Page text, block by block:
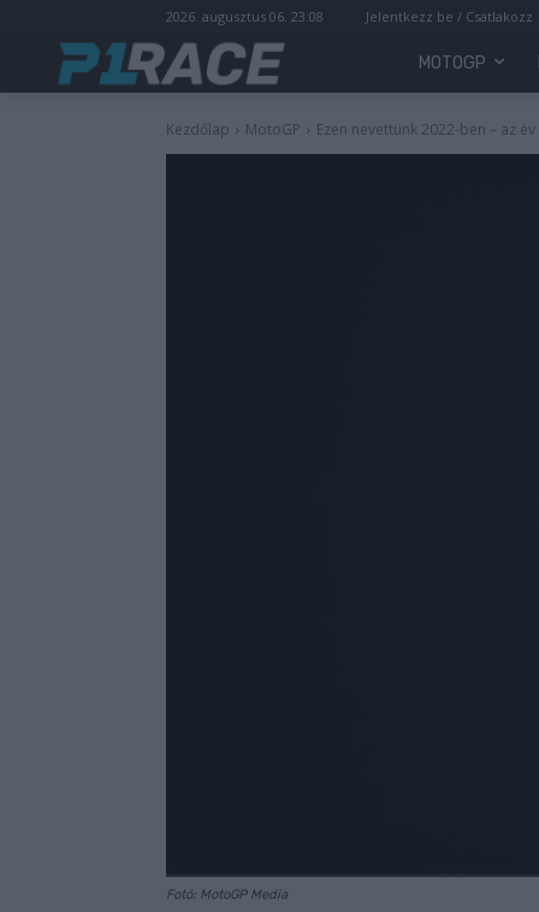
2026. augusztus 06. 23:08 Jelentkezz be / Csatlakozz
MOTOGP
Kezdőlap MotoGP Ezen nevettünk 2022-ben – az
Fotó: MotoGP Media